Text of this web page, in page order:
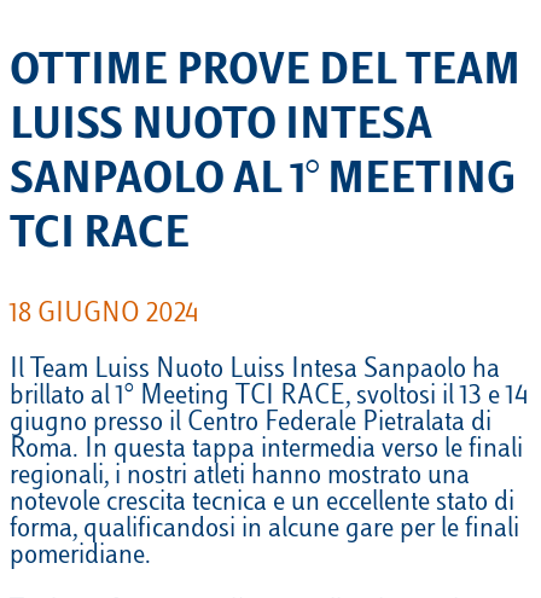
OTTIME PROVE DEL TEAM
LUISS NUOTO INTESA
SANPAOLO AL 1° MEETING
TCI RACE
18 GIUGNO 2024
Il Team Luiss Nuoto Luiss Intesa Sanpaolo ha
brillato al 1° Meeting TCI RACE, svoltosi il 13 e 14
giugno presso il Centro Federale Pietralata di
Roma. In questa tappa intermedia verso le finali
regionali, i nostri atleti hanno mostrato una
notevole crescita tecnica e un eccellente stato di
forma, qualificandosi in alcune gare per le finali
pomeridiane.